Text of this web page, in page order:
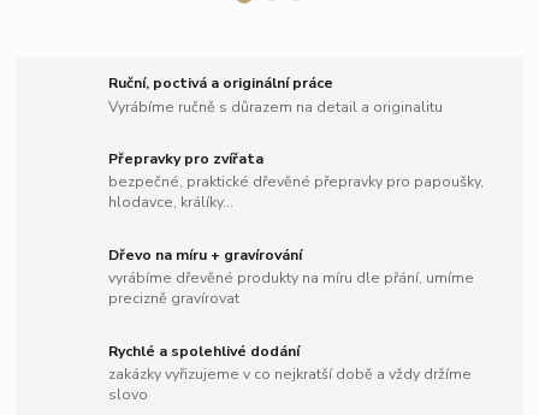
Ruční, poctivá a originální práce
Vyrábíme ručně s důrazem na detail a originalitu
Přepravky pro zvířata
bezpečné, praktické dřevěné přepravky pro papoušky,
hlodavce, králíky...
Dřevo na míru + gravírování
vyrábíme dřevěné produkty na míru dle přání, umíme
precizně gravírovat
Rychlé a spolehlivé dodání
zakázky vyřizujeme v co nejkratší době a vždy držíme
slovo